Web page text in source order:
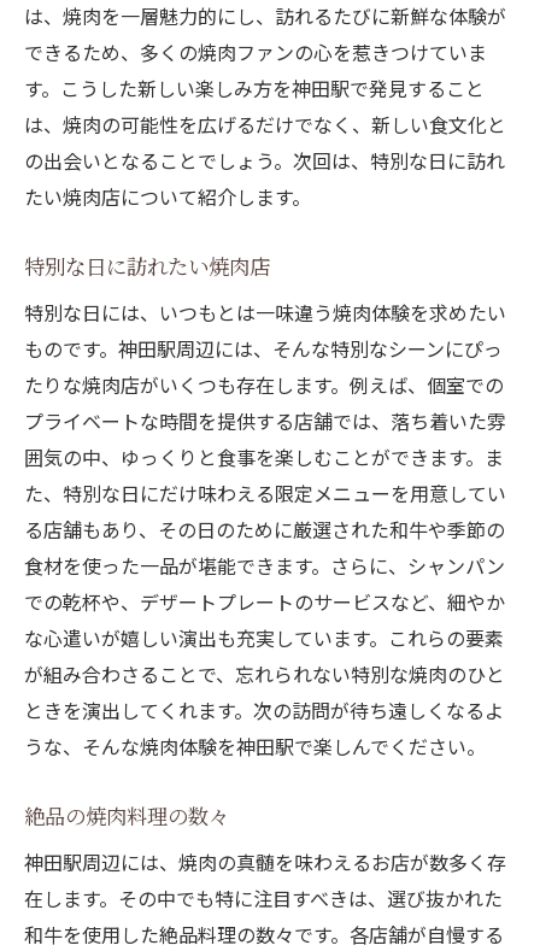
は、焼肉を一層魅力的にし、訪れるたびに新鮮な体験が
できるため、多くの焼肉ファンの心を惹きつけていま
す。こうした新しい楽しみ方を神田駅で発見すること
は、焼肉の可能性を広げるだけでなく、新しい食文化と
の出会いとなることでしょう。次回は、特別な日に訪れ
たい焼肉店について紹介します。
特別な日に訪れたい焼肉店
特別な日には、いつもとは一味違う焼肉体験を求めたい
ものです。神田駅周辺には、そんな特別なシーンにぴっ
たりな焼肉店がいくつも存在します。例えば、個室での
プライベートな時間を提供する店舗では、落ち着いた雰
囲気の中、ゆっくりと食事を楽しむことができます。ま
た、特別な日にだけ味わえる限定メニューを用意してい
る店舗もあり、その日のために厳選された和牛や季節の
食材を使った一品が堪能できます。さらに、シャンパン
での乾杯や、デザートプレートのサービスなど、細やか
な心遣いが嬉しい演出も充実しています。これらの要素
が組み合わさることで、忘れられない特別な焼肉のひと
ときを演出してくれます。次の訪問が待ち遠しくなるよ
うな、そんな焼肉体験を神田駅で楽しんでください。
絶品の焼肉料理の数々
神田駅周辺には、焼肉の真髄を味わえるお店が数多く存
在します。その中でも特に注目すべきは、選び抜かれた
和牛を使用した絶品料理の数々です。各店舗が自慢する